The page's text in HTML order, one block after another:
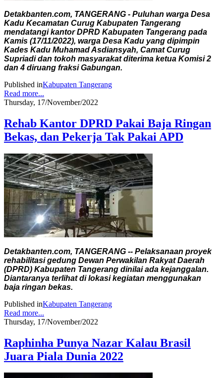
Detakbanten.com, TANGERANG - Puluhan warga Desa
Kadu Kecamatan Curug Kabupaten Tangerang
mendatangi kantor DPRD Kabupaten Tangerang pada
Kamis (17/11/2022), warga Desa Kadu yang dipimpin
Kades Kadu Muhamad Asdiansyah, Camat Curug
Supriadi dan tokoh masyarakat diterima ketua Komisi 2
dan 4 diruang fraksi Gabungan.
Published inKabupaten Tangerang
Read more...
Thursday, 17/November/2022
Rehab Kantor DPRD Pakai Baja Ringan
Bekas, dan Pekerja Tak Pakai APD
Detakbanten.com, TANGERANG -- Pelaksanaan proyek
rehabilitasi gedung Dewan Perwakilan Rakyat Daerah
(DPRD) Kabupaten Tangerang dinilai ada kejanggalan.
Diantaranya terlihat di lokasi kegiatan menggunakan
baja ringan bekas.
Published inKabupaten Tangerang
Read more...
Thursday, 17/November/2022
Raphinha Punya Nazar Kalau Brasil
Juara Piala Dunia 2022